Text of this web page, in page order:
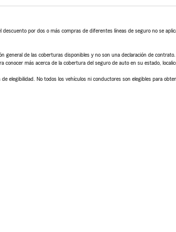
por dos o más compras de diferentes líneas de seguro no se
general de las coberturas disponibles y no son una declaración de
conocer más acerca de la cobertura del seguro de auto en su estado,
elegibilidad. No todos los vehículos ni conductores son elegibles para